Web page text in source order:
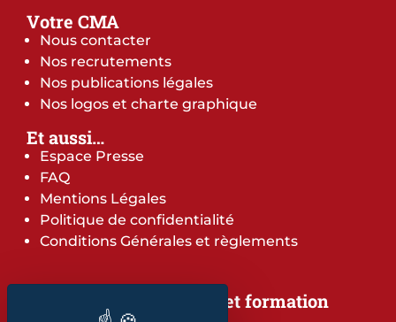
Votre CMA
Nous contacter
Nos recrutements
Nos publications légales
Nos logos et charte graphique
Et aussi…
Espace Presse
FAQ
Mentions Légales
Politique de confidentialité
Conditions Générales et règlements
Notre offre de services et formation